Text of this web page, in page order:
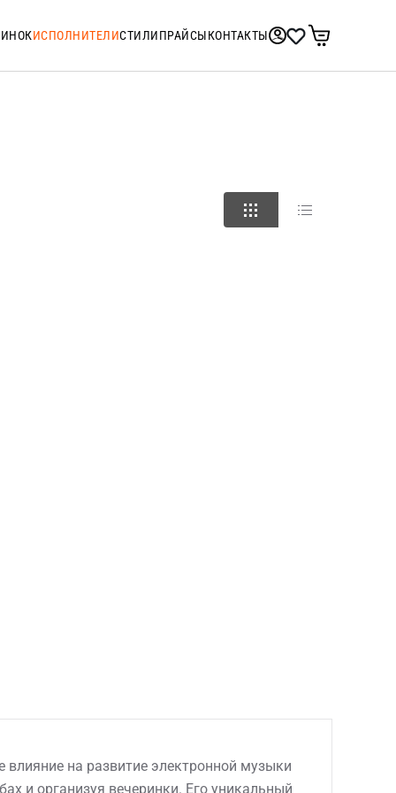
ИСПОЛНИТЕЛИСТИЛИПРАЙСЫКОНТАКТЫ
на развитие электронной музыки
и организуя вечеринки. Его уникальный